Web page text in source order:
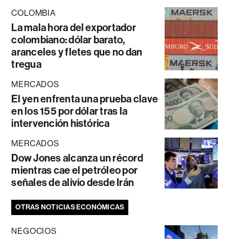
COLOMBIA
La mala hora del exportador
colombiano: dólar barato,
aranceles y fletes que no dan
tregua
MERCADOS
El yen enfrenta una prueba clave
en los 155 por dólar tras la
intervención histórica
MERCADOS
Dow Jones alcanza un récord
mientras cae el petróleo por
señales de alivio desde Irán
OTRAS NOTICIAS ECONÓMICAS
NEGOCIOS